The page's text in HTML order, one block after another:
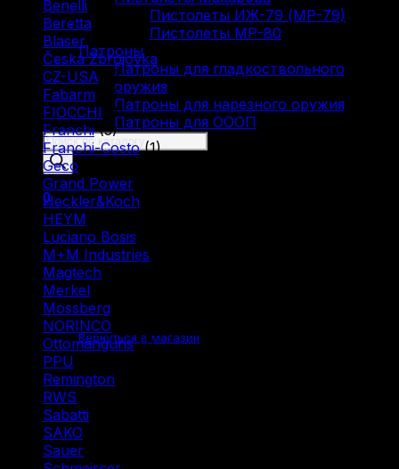
Пистолеты ИЖ-79 (МР-79)
Пистолеты МР-80
Патроны
Патроны для гладкоствольного
оружия
Патроны для нарезного оружия
Патроны для ОООП
Поиск
товаров
0
Корзина пуста.
Вернуться в магазин
Benelli
(16)
Beretta
Blaser
Česká Zbrojovka
CZ-USA
(1)
Fabarm
(5)
FIOCCHI
(1)
Franchi (3)
Franchi-Costo (1)
Geco
Grand Power
Heckler&Koch
HEYM
Luciano Bosis
M+M Industries
Magtech
Merkel
Mossberg
NORINCO
Ottomanguns (1)
PPU
Remington
RWS
Sabatti
SAKO
Sauer